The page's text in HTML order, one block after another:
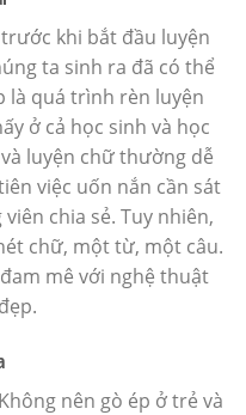
khi bắt đầu luyện
ta sinh ra đã có thể
là quá trình rèn luyện
ở cả học sinh và học
luyện chữ thường dễ
việc uốn nắn cần sát
chia sẻ. Tuy nhiên,
chữ, một từ, một câu.
mê với nghệ thuật
nên gò ép ở trẻ và